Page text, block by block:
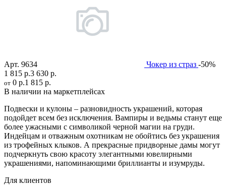
Арт. 9634 Чокер из страз -50%
1 815 р.3 630 р.
от 0 р.1 815 р.
В наличии на маркетплейсах
Подвески и кулоны – разновидность украшений, которая
подойдет всем без исключения. Вампиры и ведьмы станут еще
более ужасными с символикой черной магии на груди.
Индейцам и отважным охотникам не обойтись без украшения
из трофейных клыков. А прекрасные придворные дамы могут
подчеркнуть свою красоту элегантными ювелирными
украшениями, напоминающими бриллианты и изумруды.
Для клиентов